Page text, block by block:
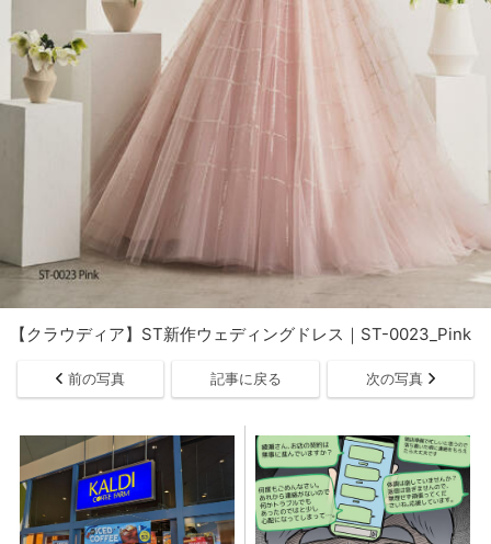
【クラウディア】ST新作ウェディングドレス｜ST-0023_Pink
前の写真 記事に戻る 次の写真